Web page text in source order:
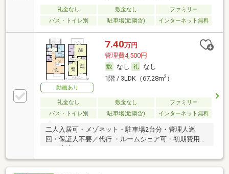
礼金なし 敷金なし
ファミリー
バス・トイレ別
駐車場(近隣含) インターネット無料
動画あり
7.40万円
管理費4,500円
なし
なし
1階 / 3LDK（67.28m2）
礼金なし 敷金なし
ファミリー
バス・トイレ別
駐車場(近隣含) インターネット無料
二人入居可・メゾネット・駐車場2台分・管理人巡
回・保証人不要／代行 ・ルームシェア可・初期費用カ